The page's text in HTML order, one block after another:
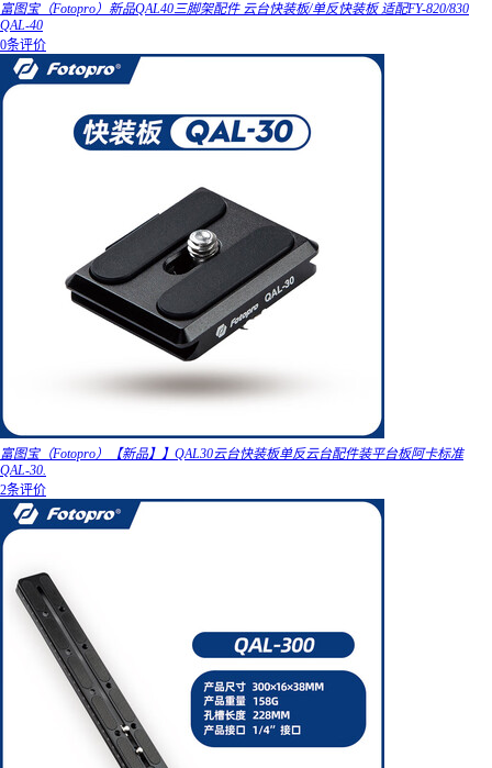
富图宝（Fotopro）新品QAL40三脚架配件 云台快装板/单反快装板 适配FY-820/830
QAL-40
0条评价
富图宝（Fotopro）【新品】】QAL30云台快装板单反云台配件装平台板阿卡标准
QAL-30.
2条评价